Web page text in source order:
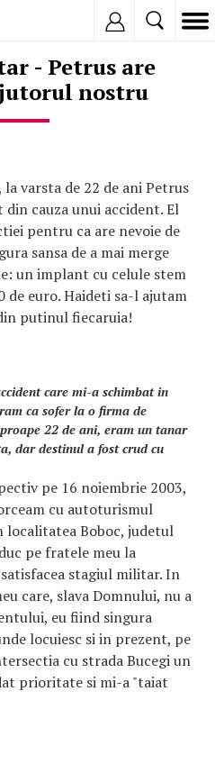
- Petrus are
nostru
varsta de 22 de ani Petrus
din cauza unui accident. El
pentru ca are nevoie de
sansa de a mai merge
un implant cu celule stem
de euro. Haideti sa-l ajutam
putinul fiecaruia!
care mi-a schimbat in
ca sofer la o firma de
22 de ani, eram un tanar
dar destinul a fost crud cu
pe 16 noiembrie 2003,
cu autoturismul
Boboc, judetul
pe fratele meu la
stagiul militar. In
care, slava Domnului, nu a
eu fiind singura
locuiesc si in prezent, pe
cu strada Bucegi un
prioritate si mi-a "taiat